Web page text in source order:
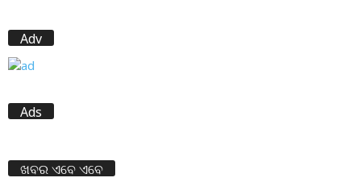
Adv
Ads
ଖବର ଏବେ ଏବେ